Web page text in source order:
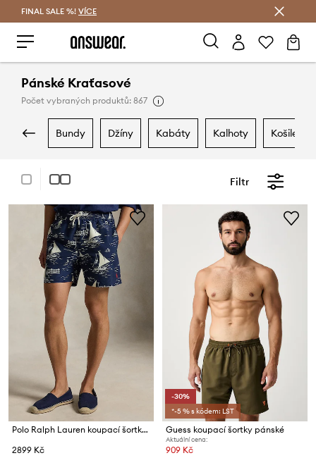
FINAL SALE %! VÍCE
Pánské Kraťasové
Počet vybraných produktů: 867
bundy džíny kabáty kalhoty košile
Filtr
Polo Ralph Lauren koupací šortky pánské
2899 Kč
-30%
*-5 % s kódem: LST
Guess koupací šortky pánské
Aktuální cena:
909 Kč